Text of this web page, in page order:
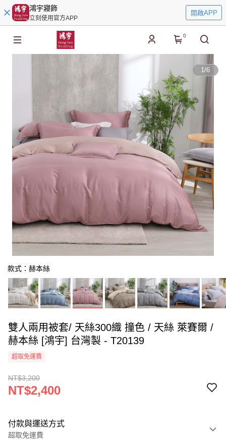
鴻宇寢飾
立刻使用官方APP
開啟APP
0
1/6
款式：赫本絲
雙人兩用被套/ 天絲300織 撞色 / 天絲 萊賽爾 /
赫本絲 [鴻宇] 台灣製 - T20139
超取免運費
NT$3,200
NT$2,400
付款與運送方式
超取免運費